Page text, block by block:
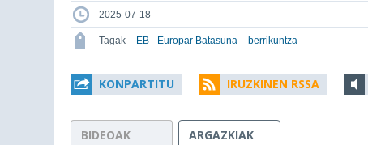
2025-07-18
Tagak EB - Europar Batasuna berrikuntza
KONPARTITU IRUZKINEN RSSA
BIDEOAK ARGAZKIAK